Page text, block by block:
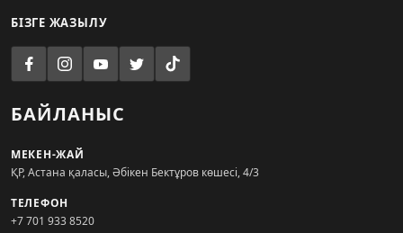
БІЗГЕ ЖАЗЫЛУ
БАЙЛАНЫС
МЕКЕН-ЖАЙ
ҚР, Астана қаласы, Әбікен Бектұров көшесі, 4/3
ТЕЛЕФОН
+7 701 933 8520